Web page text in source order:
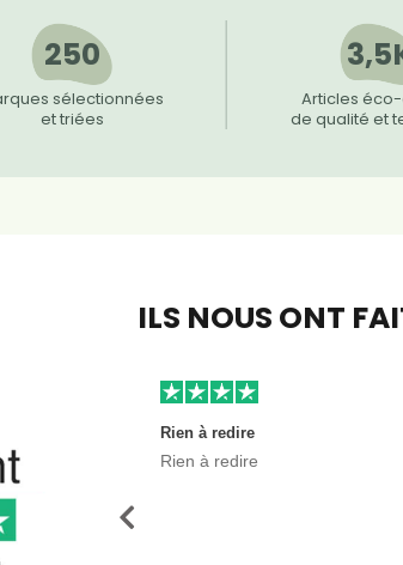
250
sélectionnées
et triées
Articles
de qualité et
ILS NOUS ONT
Rien à redire
Rien à redire
Précédent